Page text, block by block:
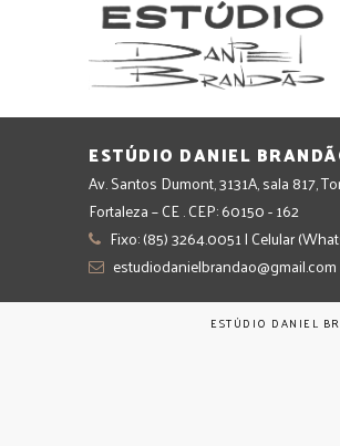
ESTÚDIO DANIEL
Av. Santos Dumont, 3131A, sala 817,
Fortaleza – CE . CEP: 60150 - 162
Fixo: (85) 3264.0051 | Celular
estudiodanielbrandao@gmail.com
ESTÚDIO DANIEL